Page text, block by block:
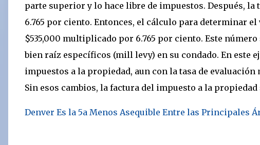
parte superior y lo hace libre de impuestos. Después, la
6.765 por ciento. Entonces, el cálculo para determinar
$535,000 multiplicado por 6.765 por ciento. Este
bien raíz específicos (mill levy) en su condado. En este
impuestos a la propiedad, aun con la tasa de evaluación
Sin esos cambios, la factura del impuesto a la propiedad
Denver Es la 5a Menos Asequible Entre las Principales